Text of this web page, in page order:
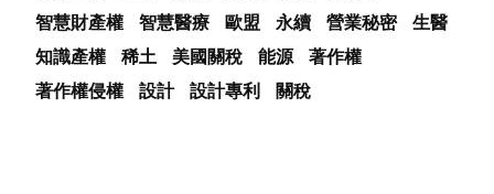
智慧財產權
智慧醫療 歐盟 永續 營業秘密
生醫
知識產權
稀土 美國關稅 能源
著作權
著作權侵權
設計 設計專利 關稅